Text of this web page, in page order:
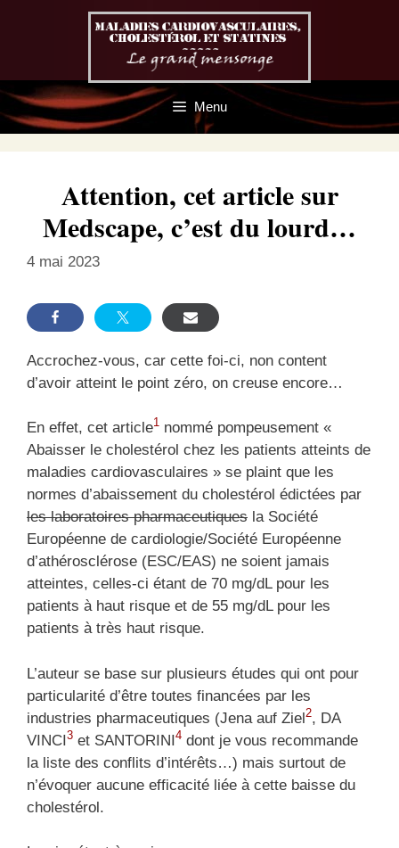
Menu
Attention, cet article sur
Medscape, c’est du lourd…
4 mai 2023
Accrochez-vous, car cette foi-ci, non content
d’avoir atteint le point zéro, on creuse encore…
En effet, cet article1 nommé pompeusement «
Abaisser le cholestérol chez les patients atteints de
maladies cardiovasculaires » se plaint que les
normes d’abaissement du cholestérol édictées par
les laboratoires pharmaceutiques la Société
Européenne de cardiologie/Société Européenne
d’athérosclérose (ESC/EAS) ne soient jamais
atteintes, celles-ci étant de 70 mg/dL pour les
patients à haut risque et de 55 mg/dL pour les
patients à très haut risque.
L’auteur se base sur plusieurs études qui ont pour
particularité d’être toutes financées par les
industries pharmaceutiques (Jena auf Ziel2, DA
VINCI3 et SANTORINI4 dont je vous recommande
la liste des conflits d’intérêts…) mais surtout de
n’évoquer aucune efficacité liée à cette baisse du
cholestérol.